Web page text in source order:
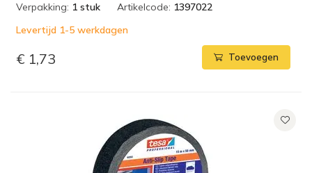
Verpakking: 1 stuk Artikelcode: 1397022
Levertijd 1-5 werkdagen
€ 1,73 Toevoegen